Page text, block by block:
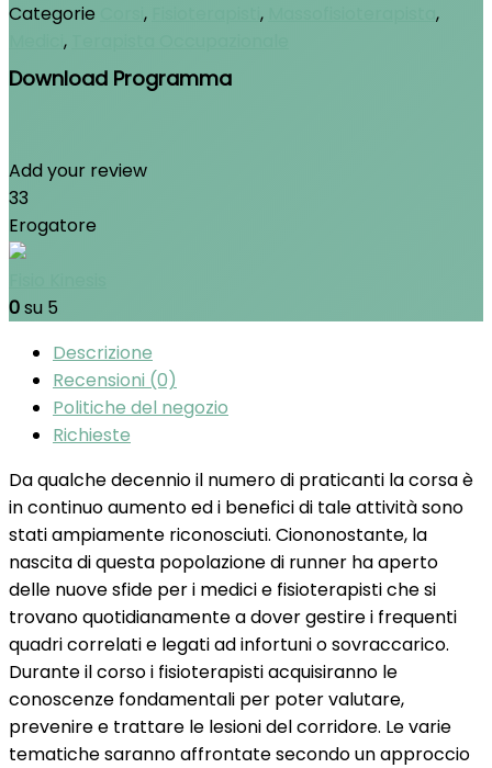
Categorie
, ,
,
,
Download Programma
Add your review
33
Erogatore
0su 5
Descrizione
Recensioni (0)
Politiche del negozio
Richieste
Da qualche decennio il numero di praticanti la corsa è
in continuo aumento ed i benefici di tale attività sono
stati ampiamente riconosciuti. Ciononostante, la
nascita di questa popolazione di runner ha aperto
delle nuove sfide per i medici e fisioterapisti che si
trovano quotidianamente a dover gestire i frequenti
quadri correlati e legati ad infortuni o sovraccarico.
Durante il corso i fisioterapisti acquisiranno le
conoscenze fondamentali per poter valutare,
prevenire e trattare le lesioni del corridore. Le varie
tematiche saranno affrontate secondo un approccio